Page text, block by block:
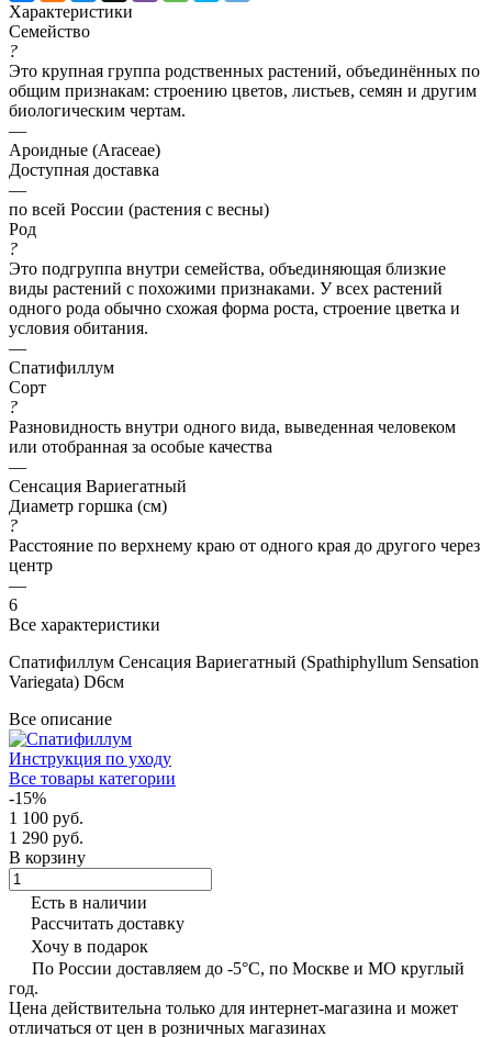
Характеристики
Семейство
?
Это крупная группа родственных растений, объединённых по
общим признакам: строению цветов, листьев, семян и другим
биологическим чертам.
—
Ароидные (Araceae)
Доступная доставка
—
по всей России (растения с весны)
Род
?
Это подгруппа внутри семейства, объединяющая близкие
виды растений с похожими признаками. У всех растений
одного рода обычно схожая форма роста, строение цветка и
условия обитания.
—
Спатифиллум
Сорт
?
Разновидность внутри одного вида, выведенная человеком
или отобранная за особые качества
—
Сенсация Вариегатный
Диаметр горшка (см)
?
Расстояние по верхнему краю от одного края до другого через
центр
—
6
Все характеристики
Спатифиллум Сенсация Вариегатный (Spathiphyllum Sensation
Variegata) D6см
Все описание
Инструкция по уходу
Все товары категории
-15%
1 100 руб.
1 290 руб.
В корзину
Есть в наличии
Рассчитать доставку
Хочу в подарок
По России доставляем до -5°C, по Москве и МО круглый
год.
Цена действительна только для интернет-магазина и может
отличаться от цен в розничных магазинах